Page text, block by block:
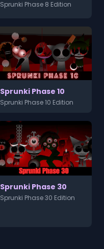
Sprunki Phase 8 Edition
Sprunki Phase 10
Sprunki Phase 10 Edition
Sprunki Phase 30
Sprunki Phase 30 Edition